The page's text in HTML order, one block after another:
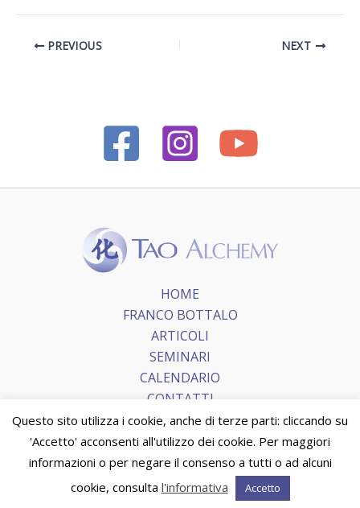
PREVIOUS NEXT
HOME
FRANCO BOTTALO
ARTICOLI
SEMINARI
CALENDARIO
CONTATTI
Copyright © 2026 Tao Alchemy.Terms and Conditions|
Cookie Policy
Questo sito utilizza i cookie, anche di terze parti: cliccando su
'Accetto' acconsenti all'utilizzo dei cookie. Per maggiori
informazioni o per negare il consenso a tutti o ad alcuni
cookie, consulta l'informativa Accetto